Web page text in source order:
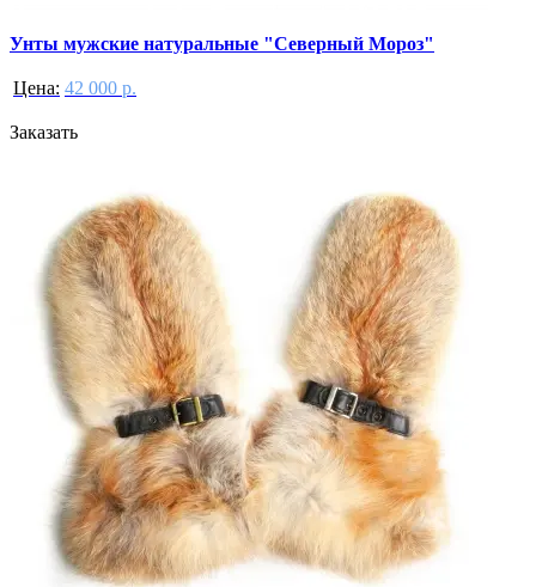
Унты мужские натуральные "Северный Мороз"
Цена: 42 000 р.
Заказать